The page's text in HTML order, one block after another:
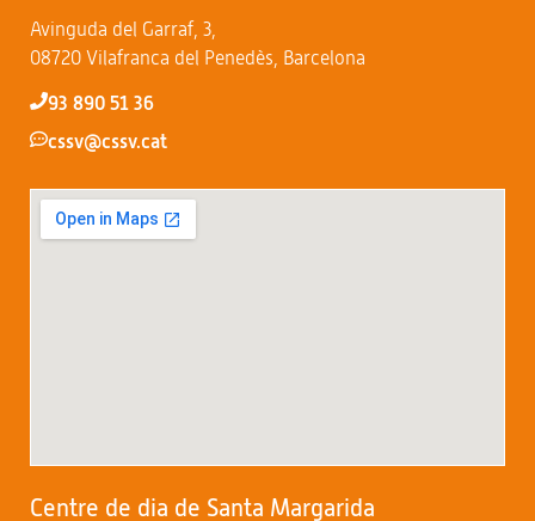
Avinguda del Garraf, 3,
08720 Vilafranca del Penedès, Barcelona
93 890 51 36
cssv@cssv.cat
Centre de dia de Santa Margarida